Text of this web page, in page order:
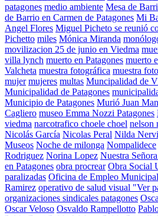
patagones medio ambiente Mesa de
de Barrio en Carmen de Patagones Mi
Angel Flores Miguel Picheto se reunió
Pichetto miles Mónica Miranda
movilizacion 25 de junio en Viedma
villa lynch muerto en Patagones muerto
Valcheta muestra fotográfica muestra
mujer mujeres multas Muncipalidad de
Municipalidad de Patagones
Municipio de Patagones Murió Juan
Cagliero museo Emma Nozzi Patagones
viedma narcotrafico choele choel nelson
Nicolás García Nicolas Peral Nilda
Museos Noche de milonga Nompalidece
Rodriguez Norina Lopez Nuestra
en Patagones obra procrear Obra Social
paralizadas Oficina de Empleo Municipal
Ramirez operativo de salud visual "Ver
organizaciones sindicales patagones
Oscar Veloso Osvaldo Rampellotto